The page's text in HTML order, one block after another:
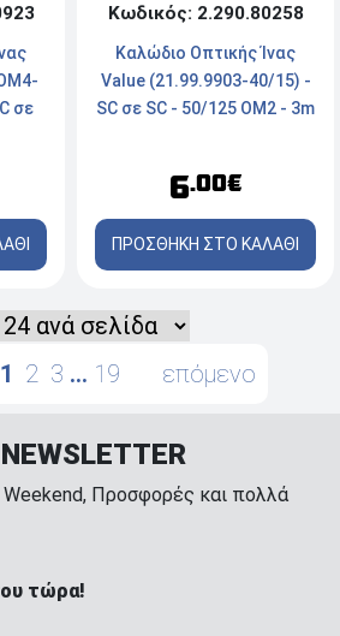
σε
Κωδικός: 2.290.80258
Καλώδιο Οπτικής Ίνας
Value (21.99.9903-40/15) -
SC σε SC - 50/125 OM2 - 3m
6.00€
ΠΡΟΣΘΗΚΗ ΣΤΟ ΚΑΛΑΘΙ
1 2 3 … 19 επόμενο
Weekend, Προσφορές και πολλά
τώρα!